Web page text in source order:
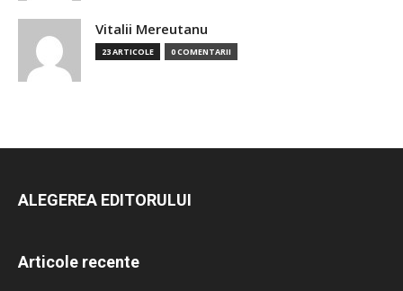
Vitalii Mereutanu
23 ARTICOLE 0 COMENTARII
ALEGEREA EDITORULUI
Articole recente